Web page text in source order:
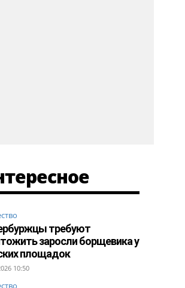
требуют
заросли борщевика у
площадок
10:50